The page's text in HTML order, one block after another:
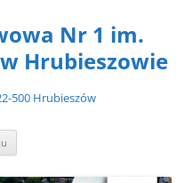
Nr 1 im.
Hrubieszowie
500 Hrubieszów